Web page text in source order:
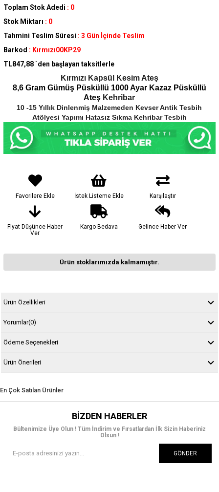
Toplam Stok Adedi : 0
Stok Miktarı : 0
Tahmini Teslim Süresi : 3 Gün İçinde Teslim
Barkod : Kırmızı00KP29
TL847,88 `den başlayan taksitlerle
Kırmızı Kapsül Kesim Ateş
8,6 Gram Gümüş Püsküllü 1000 Ayar Kazaz Püsküllü
Ateş Kehribar
10 -15 Yıllık Dinlenmiş Malzemeden Kevser Antik Tesbih
Atölyesi Yapımı Hatasız Sıkma Kehribar Tesbih
Favorilere Ekle İstek Listeme Ekle Karşılaştır
Fiyat Düşünce Haber
Ver
Kargo Bedava Gelince Haber Ver
Ürün stoklarımızda kalmamıştır.
Ürün Özellikleri
Yorumlar(0)
Ödeme Seçenekleri
Ürün Önerileri
En Çok Satılan Ürünler
BIZDEN HABERLER
Bültenimize Üye Olun ! Tüm İndirim ve Fırsatlardan İlk Sizin Haberiniz
Olsun !
GÖNDER